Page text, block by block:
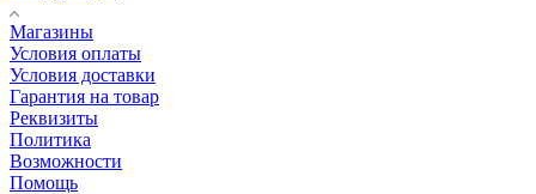
Магазины
Условия оплаты
Условия доставки
Гарантия на товар
Реквизиты
Политика
Возможности
Помощь